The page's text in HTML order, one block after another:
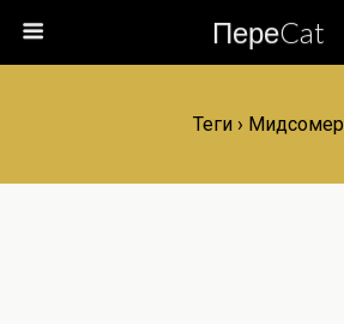
ПереCat
Теги › Мидсомер